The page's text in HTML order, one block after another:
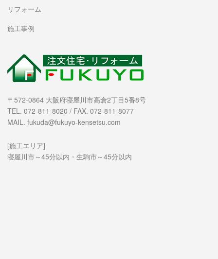
リフォーム
施工事例
〒572-0864 大阪府寝屋川市高倉2丁目5番8号
TEL. 072-811-8020 / FAX. 072-811-8077
MAIL. fukuda@fukuyo-kensetsu.com
[施工エリア]
寝屋川市～45分以内・生駒市～45分以内